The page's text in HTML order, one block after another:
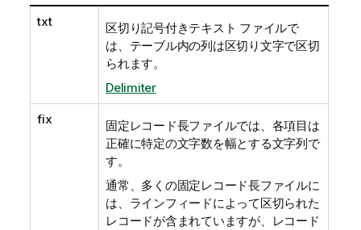
txt
区切り記号付きテキスト ファイルで
は、テーブル内の列は区切り文字で区切
られます。
Delimiter
fix
固定レコード長ファイルでは、各項目は
正確に特定の文字数を幅とする文字列で
す。
通常、多くの固定レコード長ファイルに
は、ラインフィードによって区切られた
レコードが含まれていますが、レコード